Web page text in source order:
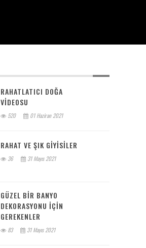
RAHATLATICI DOĞA
VIDEOSU
520 01 Haziran 2021
RAHAT VE ŞIK GIYISILER
36 31 Mayıs 2021
GÜZEL BIR BANYO
DEKORASYONU IÇIN
GEREKENLER
83 31 Mayıs 2021